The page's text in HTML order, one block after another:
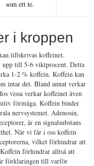
som ett te.
i kroppen
tillskrivas koffeinet.
till 5-6 viktprocent. Detta
1-2 % koffein. Koffein kan
intar det. Bland annat verkar
vissa verkar koffeinet även
förmåga. Koffein binder
nervsystemet. Adenosin,
är en signalsubstans
När vi får i oss koffein
vilket förhindrar att
förhindrar alltså att
förklaringen till varför